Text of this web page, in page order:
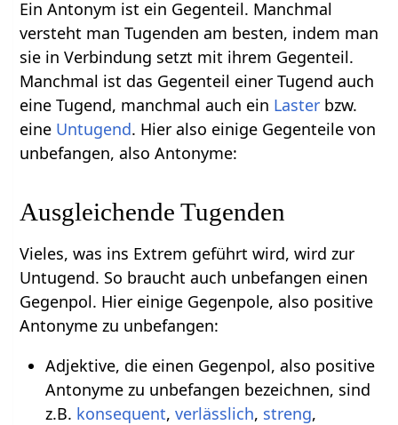
Ein Antonym ist ein Gegenteil. Manchmal
versteht man Tugenden am besten, indem man
sie in Verbindung setzt mit ihrem Gegenteil.
Manchmal ist das Gegenteil einer Tugend auch
eine Tugend, manchmal auch ein Laster bzw.
eine Untugend. Hier also einige Gegenteile von
unbefangen, also Antonyme:
Ausgleichende Tugenden
Vieles, was ins Extrem geführt wird, wird zur
Untugend. So braucht auch unbefangen einen
Gegenpol. Hier einige Gegenpole, also positive
Antonyme zu unbefangen:
Adjektive, die einen Gegenpol, also positive
Antonyme zu unbefangen bezeichnen, sind
z.B. konsequent, verlässlich, streng,